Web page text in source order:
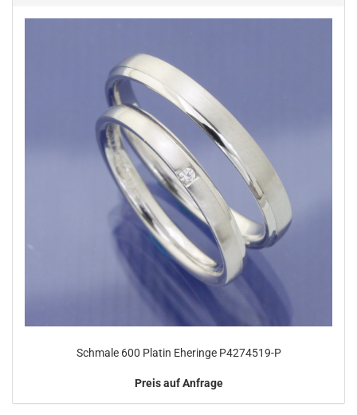
Schmale 600 Platin Eheringe P4274519-P
Preis auf Anfrage